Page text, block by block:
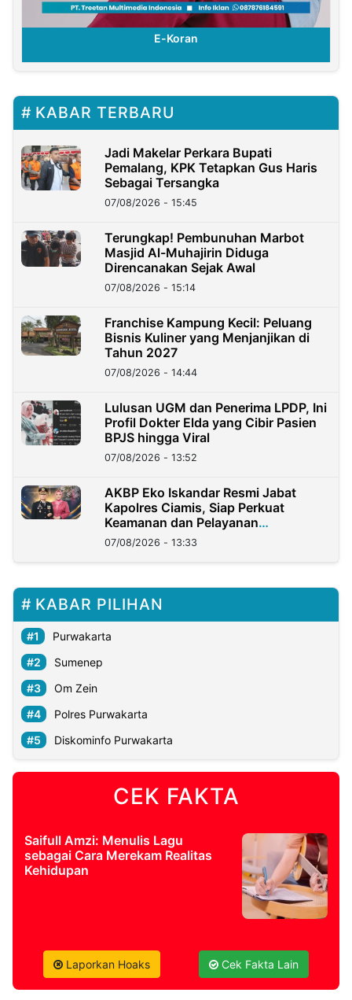
E-Koran
KABAR TERBARU
Jadi Makelar Perkara Bupati
Pemalang, KPK Tetapkan Gus Haris
Sebagai Tersangka
07/08/2026 - 15:45
Terungkap! Pembunuhan Marbot
Masjid Al-Muhajirin Diduga
Direncanakan Sejak Awal
07/08/2026 - 15:14
Franchise Kampung Kecil: Peluang
Bisnis Kuliner yang Menjanjikan di
Tahun 2027
07/08/2026 - 14:44
Lulusan UGM dan Penerima LPDP, Ini
Profil Dokter Elda yang Cibir Pasien
BPJS hingga Viral
07/08/2026 - 13:52
AKBP Eko Iskandar Resmi Jabat
Kapolres Ciamis, Siap Perkuat
Keamanan dan Pelayanan
Masyarakat
07/08/2026 - 13:33
KABAR PILIHAN
Purwakarta
Sumenep
Om Zein
Polres Purwakarta
Diskominfo Purwakarta
CEK FAKTA
Saifull Amzi: Menulis Lagu
sebagai Cara Merekam Realitas
Kehidupan
Laporkan Hoaks Cek Fakta Lain